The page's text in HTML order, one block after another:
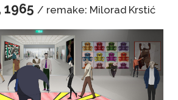
/ remake: Milorad Krstić